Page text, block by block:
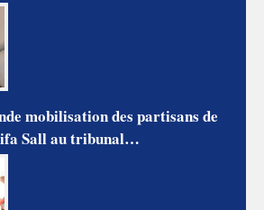
mobilisation des partisans de
Sall au tribunal…